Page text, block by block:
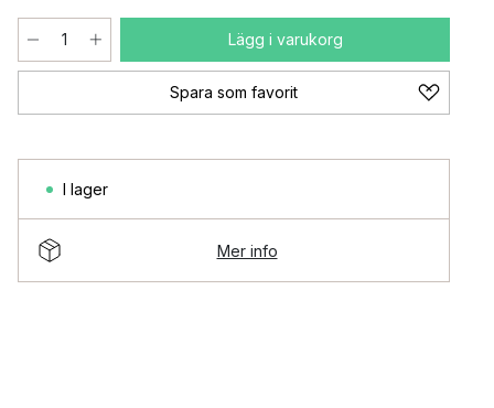
Lägg i varukorg
Spara som favorit
I lager
Mer info